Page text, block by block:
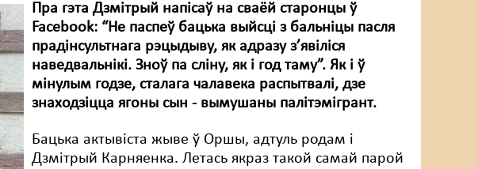
Пра гэта Дзмітрый напісаў на сваёй старонцы ў
Facebook: “Не паспеў бацька выйсці з бальніцы пасля
прадінсультнага рэцыдыву, як адразу з’явіліся
наведвальнікі. Зноў па сліну, як і год таму”. Як і ў
мінулым годзе, сталага чалавека распытвалі, дзе
знаходзіцца ягоны сын - вымушаны палітэмігрант.
Бацька актывіста жыве ў Оршы, адтуль родам і
Дзмітрый Карняенка. Летась якраз такой самай парой